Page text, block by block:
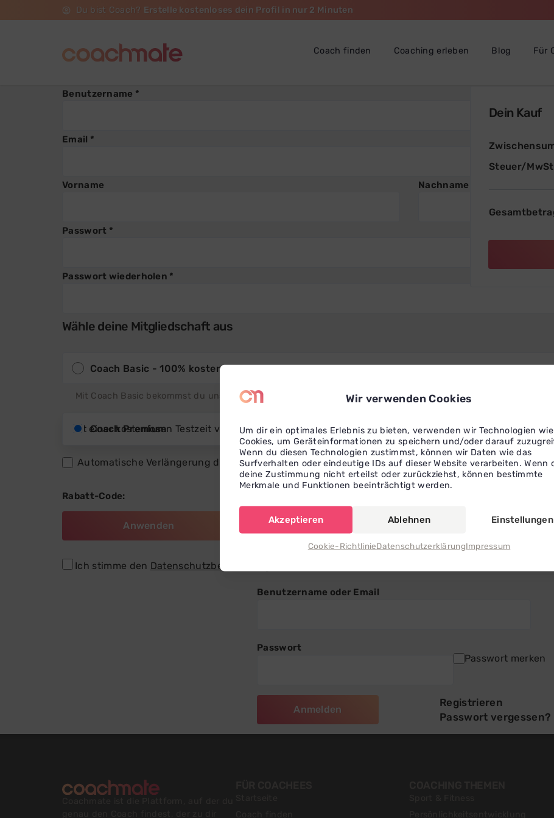
Wir verwenden Cookies
Um dir ein optimales Erlebnis zu bieten, verwenden wir Technologien wie
Cookies, um Geräteinformationen zu speichern und/oder darauf
Wenn du diesen Technologien zustimmst, können wir Daten wie das
Surfverhalten oder eindeutige IDs auf dieser Website verarbeiten. Wenn
deine Zustimmung nicht erteilst oder zurückziehst, können bestimmte
Merkmale und Funktionen beeinträchtigt werden.
Akzeptieren Ablehnen Einstellungen
Cookie-RichtlinieDatenschutzerklärungImpressum
Du bist Coach? Erstelle kostenloses dein Profil in nur 2 Minuten
Coach finden Coaching erleben Blog Für
Benutzername *
Email *
Vorname Nachname
Passwort *
Passwort wiederholen *
Wähle deine Mitgliedschaft aus
Coach Basic - 100% kostenlos
Mit Coach Basic bekommst du unser Standard Profil, welches immer kostenlos ist.
Coach Premium
Mit einer kostenlosen Testzeit von 14 Tagen
Automatische Verlängerung des Abonnements
Rabatt-Code:
Ich stimme den Datenschutzbestimmungen
Dein Kauf
Steuer/
Benutzername oder Email
Passwort
Passwort merken
Registrieren
Passwort vergessen?